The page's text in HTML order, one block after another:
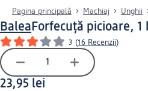
Pagina principală Machiaj Unghii
BaleaForfecuță picioare, 1
3 (16 Recenzii)
23,95 lei